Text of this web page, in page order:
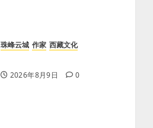
珠峰云城 作家 西藏文化
2026年8月9日 0